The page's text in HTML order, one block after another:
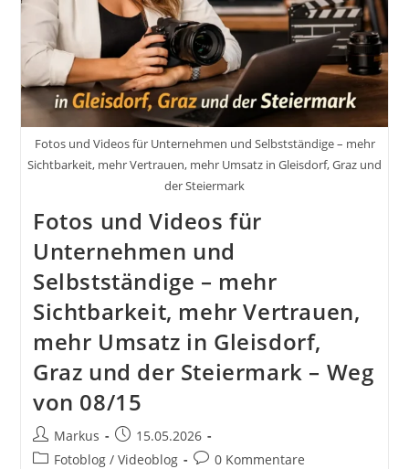
Fotos und Videos für Unternehmen und Selbstständige – mehr
Sichtbarkeit, mehr Vertrauen, mehr Umsatz in Gleisdorf, Graz und
der Steiermark
Fotos und Videos für
Unternehmen und
Selbstständige – mehr
Sichtbarkeit, mehr Vertrauen,
mehr Umsatz in Gleisdorf,
Graz und der Steiermark – Weg
von 08/15
Beitrags-
Autor:
Markus
Beitrag
veröffentlicht:
15.05.2026
Beitrags-
Fotoblog / Videoblog
Beitrags-
0 Kommentare